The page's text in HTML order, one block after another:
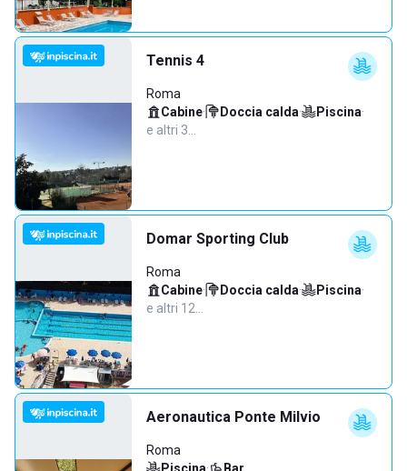
Tennis 4
Roma
Cabine· Doccia calda· Piscina·
e altri 3…
Domar Sporting Club
Roma
Cabine· Doccia calda· Piscina·
e altri 12…
Aeronautica Ponte Milvio
Roma